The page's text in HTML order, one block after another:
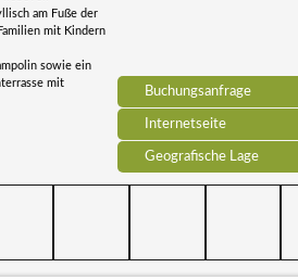
Buchungsanfrage
Internetseite
Geografische Lage
am Fuße der
mit Kindern
sowie ein
mit